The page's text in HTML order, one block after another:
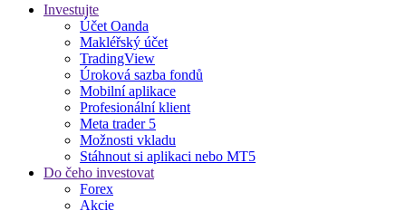
Investujte
Účet Oanda
Makléřský účet
TradingView
Úroková sazba fondů
Mobilní aplikace
Profesionální klient
Meta trader 5
Možnosti vkladu
Stáhnout si aplikaci nebo MT5
Do čeho investovat
Forex
Akcie